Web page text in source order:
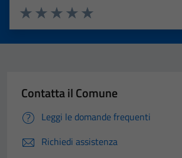
Valuta 5 stelle su 5
Valuta 4 stelle su 5
Valuta 3 stelle su 5
Valuta 2 stelle su 5
Valuta 1 stelle su 5
Contatta il Comune
Leggi le domande frequenti
Richiedi assistenza